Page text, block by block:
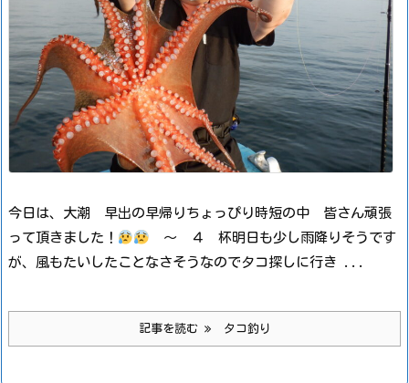
今日は、大潮 早出の早帰りちょっぴり時短の中 皆さん頑張
って頂きました！
～ ４ 杯明日も少し雨降りそうです
が、風もたいしたことなさそうなのでタコ探しに行き ...
記事を読む タコ釣り